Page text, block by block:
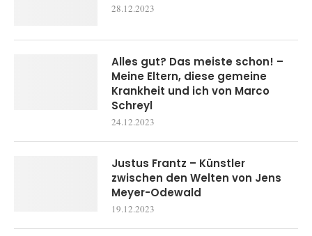
28.12.2023
Alles gut? Das meiste schon! –
Meine Eltern, diese gemeine
Krankheit und ich von Marco
Schreyl
24.12.2023
Justus Frantz – Künstler
zwischen den Welten von Jens
Meyer-Odewald
19.12.2023